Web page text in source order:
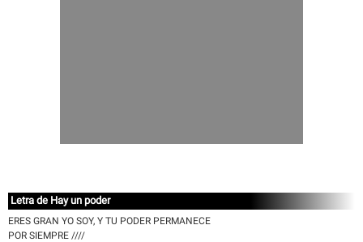
Letra de Hay un poder
ERES GRAN YO SOY, Y TU PODER PERMANECE
POR SIEMPRE ////